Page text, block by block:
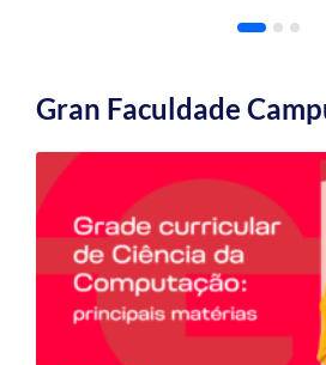
Gran Faculdade